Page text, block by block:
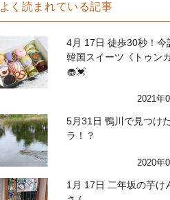
よく読まれている記事
4月 17日 徒歩30秒！今
韓国スイーツ《トゥンカ
🧁💓
2021年
5月31日 鴨川で見つけ
ラ！？
2020年
1月 17日 二年坂の芋け